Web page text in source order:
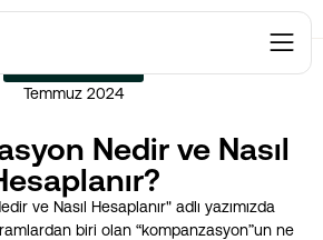
Temmuz 2024
Nedir ve Nasıl
ve Nasıl Hesaplanır" adlı yazımızda
biri olan “kompanzasyon”un ne